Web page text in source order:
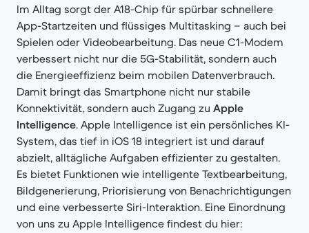
Im Alltag sorgt der A18-Chip für spürbar schnellere
App-Startzeiten und flüssiges Multitasking – auch bei
Spielen oder Videobearbeitung. Das neue C1-Modem
verbessert nicht nur die 5G-Stabilität, sondern auch
die Energieeffizienz beim mobilen Datenverbrauch.
Damit bringt das Smartphone nicht nur stabile
Konnektivität, sondern auch Zugang zu Apple
Intelligence. Apple Intelligence ist ein persönliches KI-
System, das tief in iOS 18 integriert ist und darauf
abzielt, alltägliche Aufgaben effizienter zu gestalten.
Es bietet Funktionen wie intelligente Textbearbeitung,
Bildgenerierung, Priorisierung von Benachrichtigungen
und eine verbesserte Siri-Interaktion. Eine Einordnung
von uns zu Apple Intelligence findest du hier: